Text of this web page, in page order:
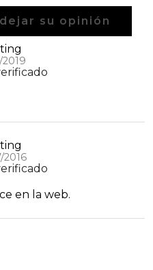
su opinión
2019
2016
en la web.